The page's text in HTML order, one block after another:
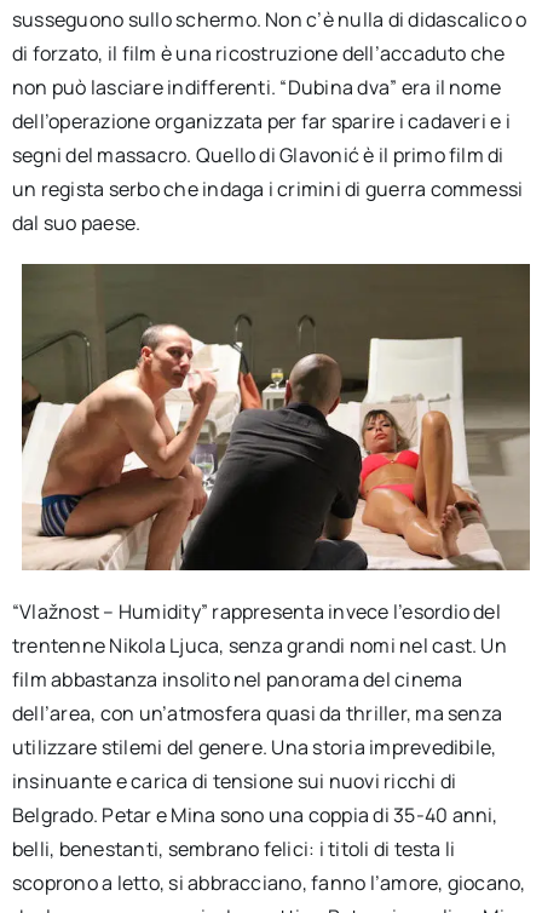
susseguono sullo schermo. Non c’è nulla di didascalico o
di forzato, il film è una ricostruzione dell’accaduto che
non può lasciare indifferenti. “Dubina dva” era il nome
dell’operazione organizzata per far sparire i cadaveri e i
segni del massacro. Quello di Glavonić è il primo film di
un regista serbo che indaga i crimini di guerra commessi
dal suo paese.
“Vlažnost – Humidity” rappresenta invece l’esordio del
trentenne Nikola Ljuca, senza grandi nomi nel cast. Un
film abbastanza insolito nel panorama del cinema
dell’area, con un’atmosfera quasi da thriller, ma senza
utilizzare stilemi del genere. Una storia imprevedibile,
insinuante e carica di tensione sui nuovi ricchi di
Belgrado. Petar e Mina sono una coppia di 35-40 anni,
belli, benestanti, sembrano felici: i titoli di testa li
scoprono a letto, si abbracciano, fanno l’amore, giocano,